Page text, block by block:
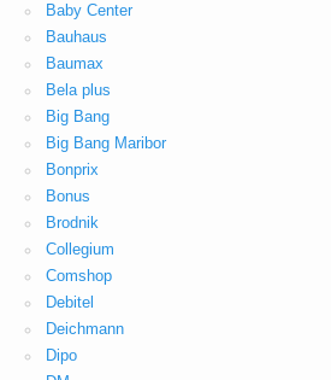
Baby Center
Bauhaus
Baumax
Bela plus
Big Bang
Big Bang Maribor
Bonprix
Bonus
Brodnik
Collegium
Comshop
Debitel
Deichmann
Dipo